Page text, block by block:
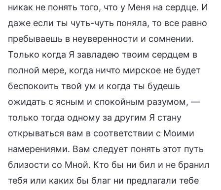
никак не понять того, что у Меня на сердце. И
даже если ты чуть-чуть поняла, то все равно
пребываешь в неуверенности и сомнении.
Только когда Я завладею твоим сердцем в
полной мере, когда ничто мирское не будет
беспокоить твой ум и когда ты будешь
ожидать с ясным и спокойным разумом, —
только тогда одному за другим Я стану
открываться вам в соответствии с Моими
намерениями. Вам следует понять этот путь
близости со Мной. Кто бы ни бил и не бранил
тебя или каких бы благ ни предлагали тебе